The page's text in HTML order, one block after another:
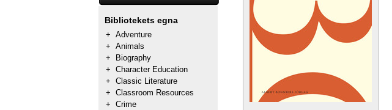
Bibliotekets egna
+ Adventure
+ Animals
+
Biography
+ Character Education
+ Classic Literature
+ Classroom Resources
+ Crime